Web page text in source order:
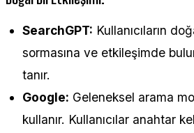
SearchGPT: Kullanıcıların
sormasına ve etkileşimde
tanır.
Google: Geleneksel arama
kullanır. Kullanıcılar anahtar